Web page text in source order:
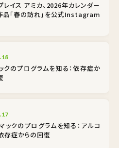
レイス アミカ、2026年カレンダー
品「春の訪れ」を公式Instagram
クのプログラムを知る：依存症か
ックのプログラムを知る：アルコ
存症からの回復